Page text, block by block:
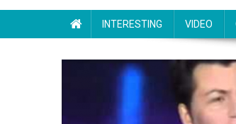
INTERESTING VIDEO